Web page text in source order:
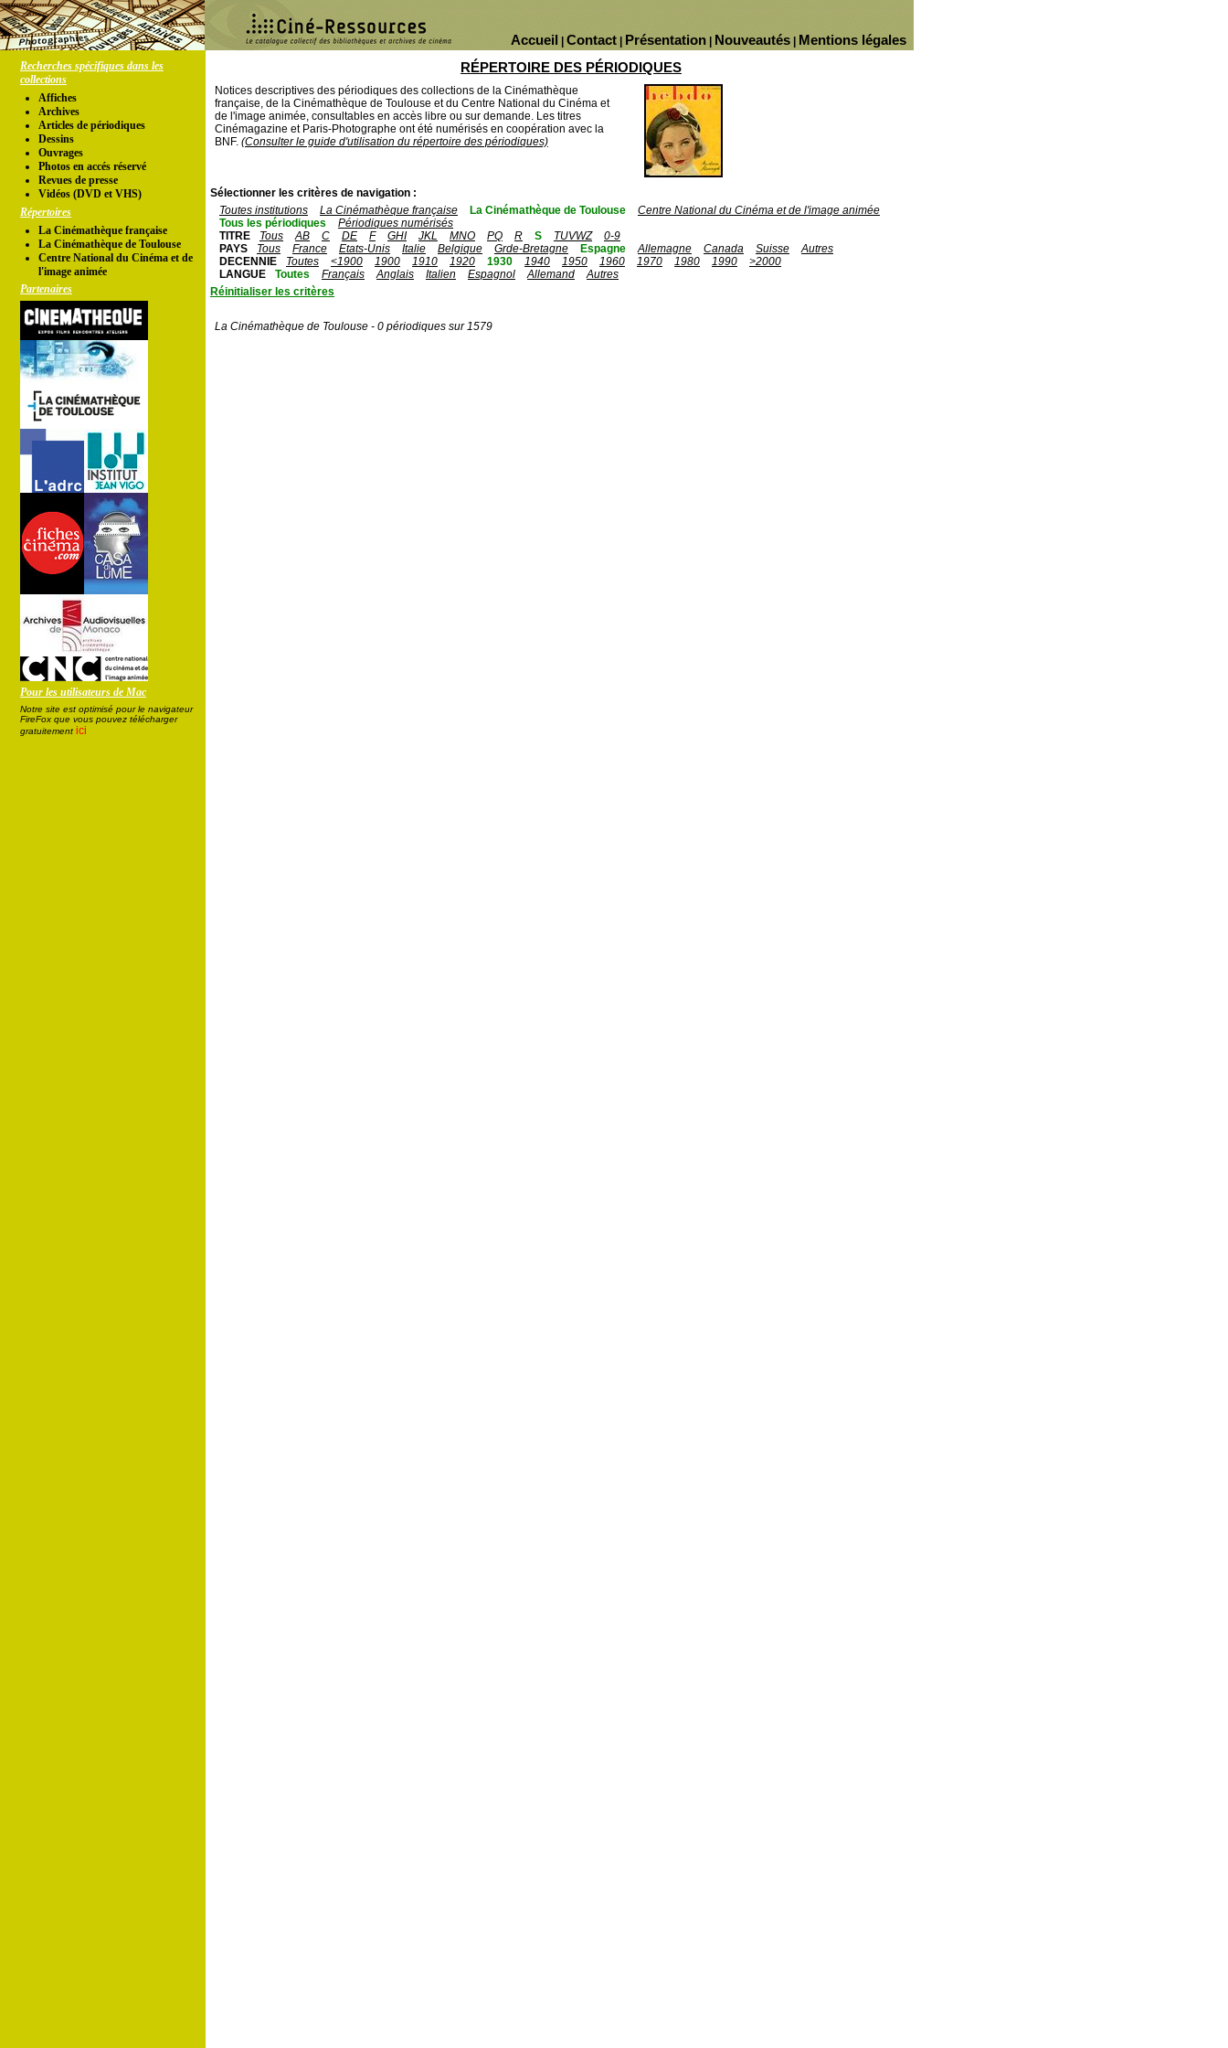
Mentions légales
Nouveautés
Présentation
Contact
Accueil
Recherches spécifiques dans les
collections
Affiches
Archives
Articles de périodiques
Dessins
Ouvrages
Photos en accés réservé
Revues de presse
Vidéos (DVD et VHS)
Répertoires
La Cinémathèque française
La Cinémathèque de Toulouse
Centre National du Cinéma et de
l'image animée
Partenaires
Pour les utilisateurs de Mac
Notre site est optimisé pour le navigateur
FireFox que vous pouvez télécharger
gratuitement ici
RÉPERTOIRE DES PÉRIODIQUES
Notices descriptives des périodiques des collections de la Cinémathèque
française, de la Cinémathèque de Toulouse et du Centre National du Cinéma et
de l'image animée, consultables en accès libre ou sur demande. Les titres
Cinémagazine et Paris-Photographe ont été numérisés en coopération avec la
BNF. (Consulter le guide d'utilisation du répertoire des périodiques)
Sélectionner les critères de navigation :
Toutes institutions
La Cinémathèque française La Cinémathèque de Toulouse
Centre National du Cinéma et de l'image animée
Tous les périodiques
Périodiques numérisés
TITRE
Tous AB C DE F GHI JKL MNO PQ R S TUVWZ
0-9
PAYS
Tous France Etats-Unis Italie Belgique Grde-Bretagne Espagne Allemagne Canada Suisse
Autres
DECENNIE
Toutes <1900 1900 1910 1920 1930 1940 1950 1960 1970 1980 1990
>2000
LANGUE
Toutes Français Anglais Italien Espagnol Allemand
Autres
Réinitialiser les critères
La Cinémathèque de Toulouse - 0 périodiques sur 1579